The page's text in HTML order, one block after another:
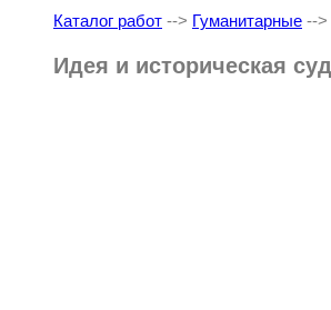
Каталог работ --> Гуманитарные -->
Идея и историческая